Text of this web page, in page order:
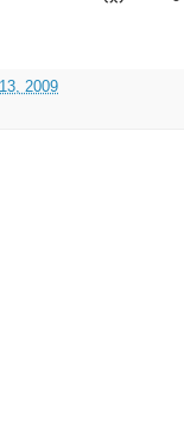
2009